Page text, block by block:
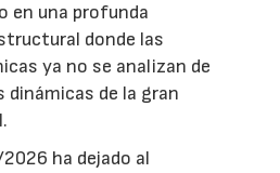
en una profunda
donde las
ya no se analizan de
dinámicas de la gran
ha dejado al